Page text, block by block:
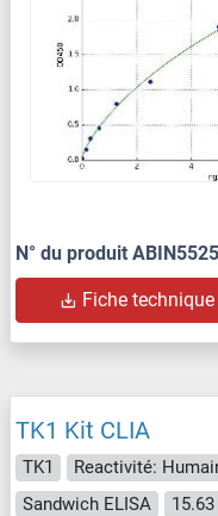
N° du produit
Fiche technique
TK1 Kit CLIA
TK1 Reactivité:
Sandwich ELISA